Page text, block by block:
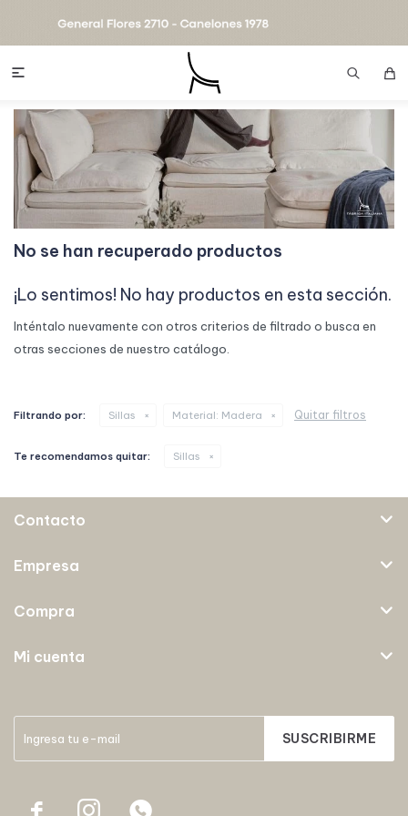

No se han recuperado productos
¡Lo sentimos! No hay productos en esta sección.
Inténtalo nuevamente con otros criterios de filtrado o busca en
otras secciones de nuestro catálogo.
Filtrando por: Sillas Material: Madera Quitar filtros
Te recomendamos quitar: Sillas
SUSCRIBIRME
  
Contacto
Empresa
Compra
Mi cuenta